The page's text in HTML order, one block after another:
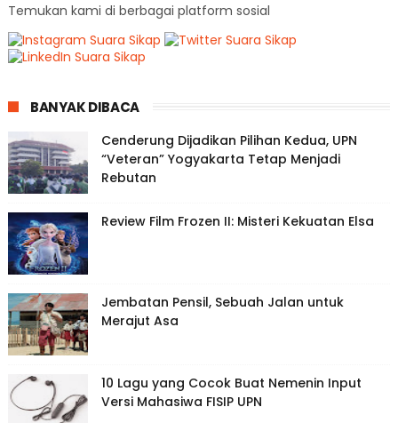
Temukan kami di berbagai platform sosial
BANYAK DIBACA
Cenderung Dijadikan Pilihan Kedua, UPN
“Veteran” Yogyakarta Tetap Menjadi
Rebutan
Review Film Frozen II: Misteri Kekuatan Elsa
Jembatan Pensil, Sebuah Jalan untuk
Merajut Asa
10 Lagu yang Cocok Buat Nemenin Input
Versi Mahasiwa FISIP UPN